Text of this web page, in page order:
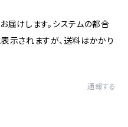
届けします。システムの都合
示されますが、送料はかかり
通報する